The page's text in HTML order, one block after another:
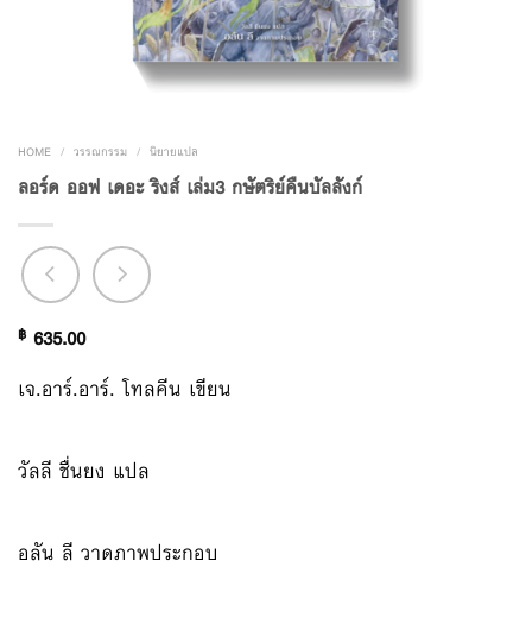
HOME / วรรณกรรม / นิยายแปล
ลอร์ด ออฟ เดอะ ริงส์ เล่ม3 กษัตริย์คืนบัลลังก์
฿ 635.00
เจ.อาร์.อาร์. โทลคีน เขียน
วัลลี ชื่นยง แปล
อลัน ลี วาดภาพประกอบ